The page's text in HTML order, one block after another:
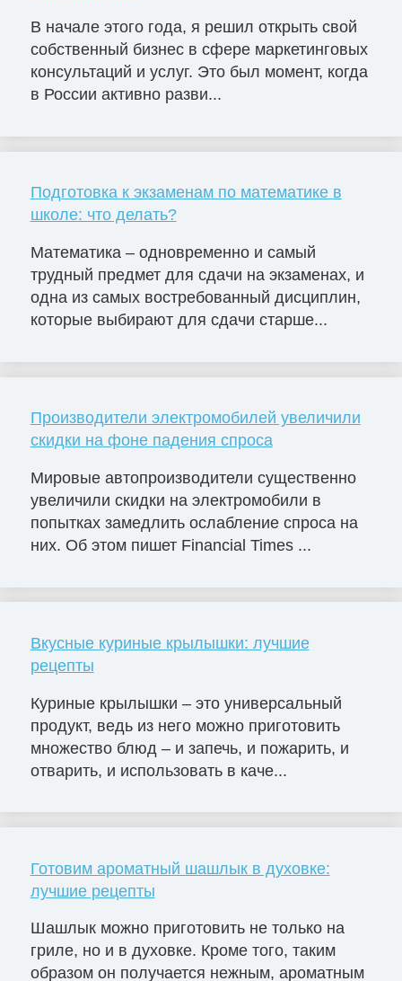
В начале этого года, я решил открыть свой
собственный бизнес в сфере маркетинговых
консультаций и услуг. Это был момент, когда
в России активно разви...
Подготовка к экзаменам по математике в
школе: что делать?
Математика – одновременно и самый
трудный предмет для сдачи на экзаменах, и
одна из самых востребованный дисциплин,
которые выбирают для сдачи старше...
Производители электромобилей увеличили
скидки на фоне падения спроса
Мировые автопроизводители существенно
увеличили скидки на электромобили в
попытках замедлить ослабление спроса на
них. Об этом пишет Financial Times ...
Вкусные куриные крылышки: лучшие
рецепты
Куриные крылышки – это универсальный
продукт, ведь из него можно приготовить
множество блюд – и запечь, и пожарить, и
отварить, и использовать в каче...
Готовим ароматный шашлык в духовке:
лучшие рецепты
Шашлык можно приготовить не только на
гриле, но и в духовке. Кроме того, таким
образом он получается нежным, ароматным